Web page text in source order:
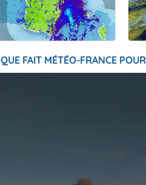
QUE FAIT MÉTÉO-FRANCE